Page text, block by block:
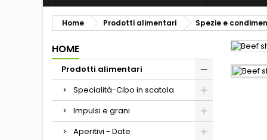
Home Prodotti alimentari Spezie e
HOME
Prodotti alimentari
Specialità-Cibo in scatola
Impulsi e grani
Aperitivi - Date